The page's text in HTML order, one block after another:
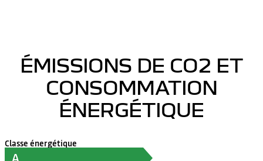
ÉMISSIONS DE CO2 ET
CONSOMMATION
ÉNERGÉTIQUE
Classe énergétique